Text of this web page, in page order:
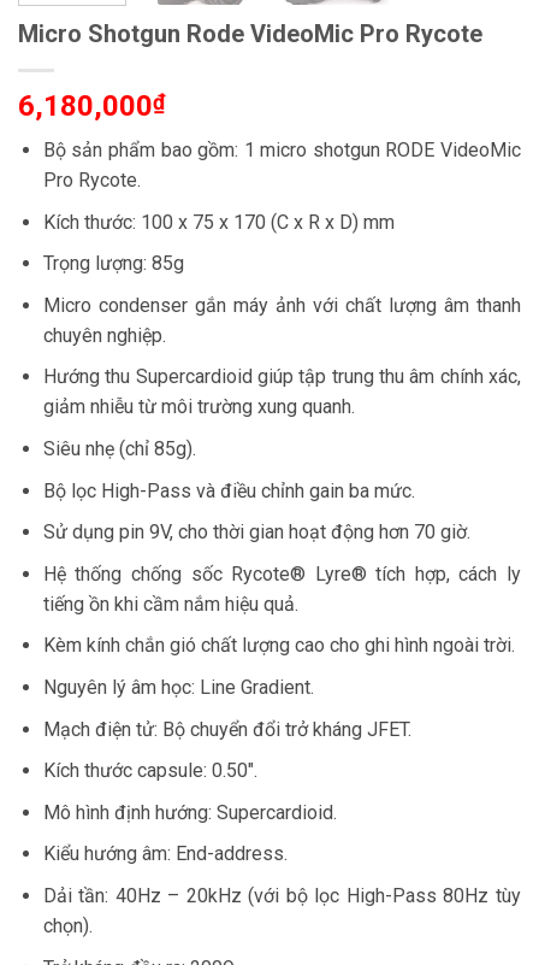
Micro Shotgun Rode VideoMic Pro Rycote
6,180,000₫
Bộ sản phẩm bao gồm: 1 micro shotgun RODE VideoMic
Pro Rycote.
Kích thước: 100 x 75 x 170 (C x R x D) mm
Trọng lượng: 85g
Micro condenser gắn máy ảnh với chất lượng âm thanh
chuyên nghiệp.
Hướng thu Supercardioid giúp tập trung thu âm chính xác,
giảm nhiễu từ môi trường xung quanh.
Siêu nhẹ (chỉ 85g).
Bộ lọc High-Pass và điều chỉnh gain ba mức.
Sử dụng pin 9V, cho thời gian hoạt động hơn 70 giờ.
Hệ thống chống sốc Rycote® Lyre® tích hợp, cách ly
tiếng ồn khi cầm nắm hiệu quả.
Kèm kính chắn gió chất lượng cao cho ghi hình ngoài trời.
Nguyên lý âm học: Line Gradient.
Mạch điện tử: Bộ chuyển đổi trở kháng JFET.
Kích thước capsule: 0.50″.
Mô hình định hướng: Supercardioid.
Kiểu hướng âm: End-address.
Dải tần: 40Hz – 20kHz (với bộ lọc High-Pass 80Hz tùy
chọn).